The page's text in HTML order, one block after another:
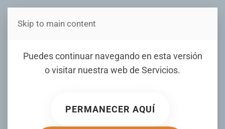
Estás en Telenord Medios
Puedes continuar navegando en esta versión
o visitar nuestra web de Servicios.
PERMANECER AQUÍ
Skip to main content
Reunión de paz entre
Ucrania y Rusia concluye
ESCRITO POR HOY.COM.DO EL02 JUNIO 2025